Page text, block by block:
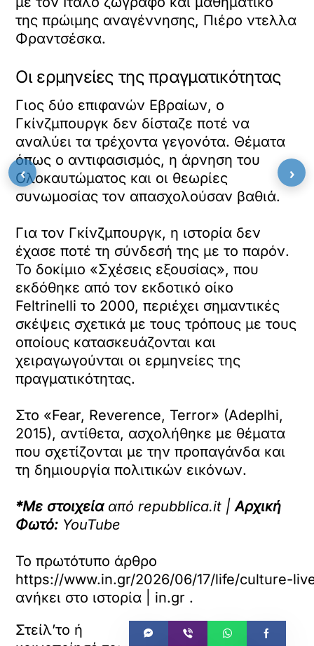
της πρώιμης αναγέννησης, Πιέρο ντελλα
Φραντσέσκα.
Οι ερμηνείες της πραγματικότητας
Γιος δύο επιφανών Εβραίων, ο
Γκίνζμπουργκ δεν δίσταζε ποτέ να
αναλύει τα τρέχοντα γεγονότα. Θέματα
όπως ο αντιφασισμός, η άρνηση του
Ολοκαυτώματος και οι θεωρίες
συνωμοσίας τον απασχολούσαν βαθιά.
Για τον Γκίνζμπουργκ, η ιστορία δεν
έχασε ποτέ τη σύνδεσή της με το παρόν.
Το δοκίμιο «Σχέσεις εξουσίας», που
εκδόθηκε από τον εκδοτικό οίκο
Feltrinelli το 2000, περιέχει σημαντικές
σκέψεις σχετικά με τους τρόπους με τους
οποίους κατασκευάζονται και
χειραγωγούνται οι ερμηνείες της
πραγματικότητας.
Στο «Fear, Reverence, Terror» (Adeplhi,
2015), αντίθετα, ασχολήθηκε με θέματα
που σχετίζονται με την προπαγάνδα και
τη δημιουργία πολιτικών εικόνων.
*Με στοιχείααπό repubblica.it |Αρχική
Φωτό: YouTube
Το πρωτότυπο άρθρο
https://www.in.gr/2026/06/17/life/culture-
ανήκει στο ιστορία | in.gr .
‹ ›